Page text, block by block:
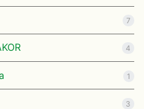
7
4
1
3